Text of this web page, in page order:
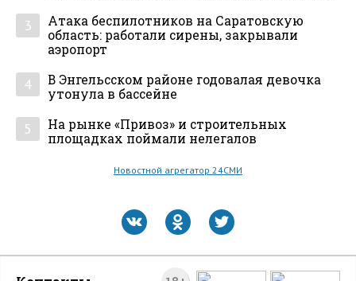
3
Атака беспилотников на Саратовскую
область: работали сирены, закрывали
аэропорт
4
В Энгельсском районе годовалая девочка
утонула в бассейне
5
На рынке «Привоз» и строительных
площадках поймали нелегалов
Новостной агрегатор 24СМИ